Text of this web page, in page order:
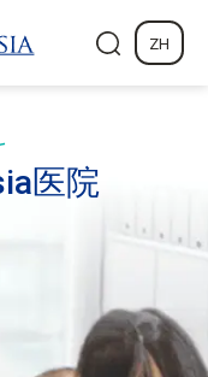
ZH
医院